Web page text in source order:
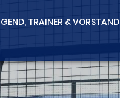
TRAINER & VORSTAND